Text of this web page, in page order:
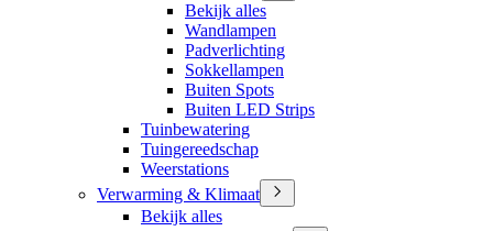
Bekijk alles
Wandlampen
Padverlichting
Sokkellampen
Buiten Spots
Buiten LED Strips
Tuinbewatering
Tuingereedschap
Weerstations
Verwarming & Klimaat
Bekijk alles